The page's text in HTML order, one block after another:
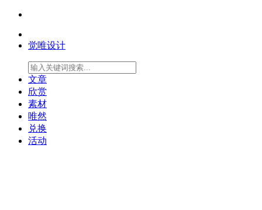
觉唯设计
文章
欣赏
素材
唯然
兑换
活动